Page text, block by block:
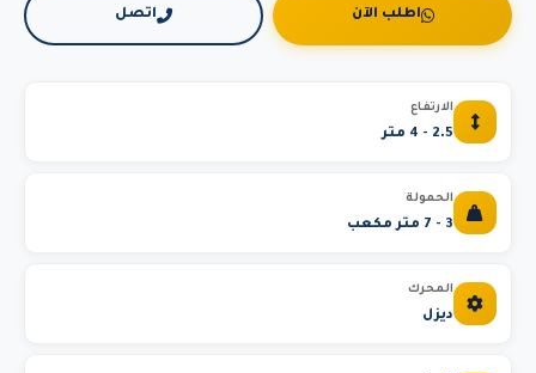
اطلب الآن اتصل
الارتفاع
2.5 - 4 متر
الحمولة
3 - 7 متر مكعب
المحرك
ديزل